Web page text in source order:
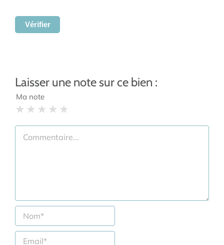
Vérifier
Laisser une note sur ce bien :
Ma note
4 stars
3 stars
2 stars
1 star